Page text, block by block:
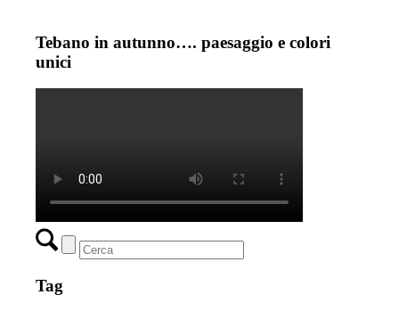
Tebano in autunno…. paesaggio e colori
unici
Tag